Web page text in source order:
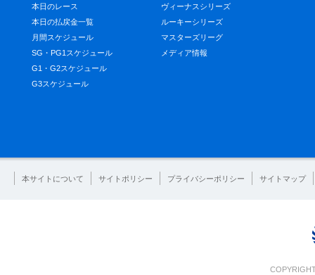
本日のレース
本日の払戻金一覧
月間スケジュール
SG・PG1スケジュール
G1・G2スケジュール
G3スケジュール
ヴィーナスシリーズ
ルーキーシリーズ
マスターズリーグ
メディア情報
本サイトについて サイトポリシー プライバシーポリシー サイトマップ